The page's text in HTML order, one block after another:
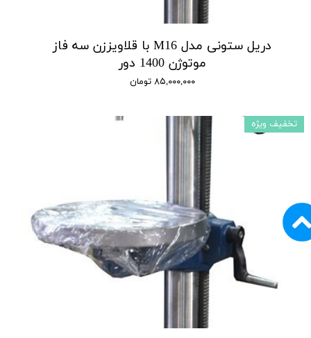
دریل ستونی مدل M16 با قلاویززن سه فاز
موتوژن 1400 دور
۸۵,۰۰۰,۰۰۰ تومان
تخفیف ویژه